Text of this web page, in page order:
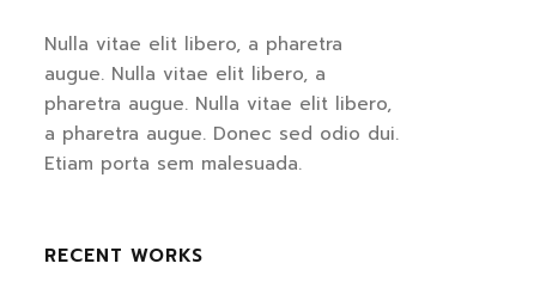
Nulla vitae elit libero, a pharetra
augue. Nulla vitae elit libero, a
pharetra augue. Nulla vitae elit libero,
a pharetra augue. Donec sed odio dui.
Etiam porta sem malesuada.
RECENT WORKS